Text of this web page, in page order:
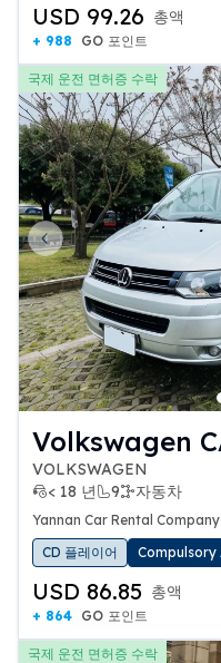
USD 99.26 총액
+ 988 GO 포인트
국제 운전 면허증 수락
Previous slide
Volkswagen
VOLKSWAGEN
< 18 년
9 자동차
보험 1종 포함
Yannan Car Rental Company
CD 플레이어
USD 86.85 총액
+ 864 GO 포인트
국제 운전 면허증 수락